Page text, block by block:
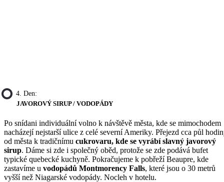
4. Den:
JAVOROVÝ SIRUP / VODOPÁDY
Po snídani individuální volno k návštěvě města, kde se mimochodem
nacházejí nejstarší ulice z celé severní Ameriky. Přejezd cca půl
od města k tradičnímu cukrovaru, kde se vyrábí slavný javorový
sirup. Dáme si zde i společný oběd, protože se zde podává bufet
typické quebecké kuchyně. Pokračujeme k pobřeží Beaupre, kde
zastavíme u vodopádů Montmorency Falls, které jsou o 30 metrů
vyšší než Niagarské vodopády. Nocleh v hotelu.